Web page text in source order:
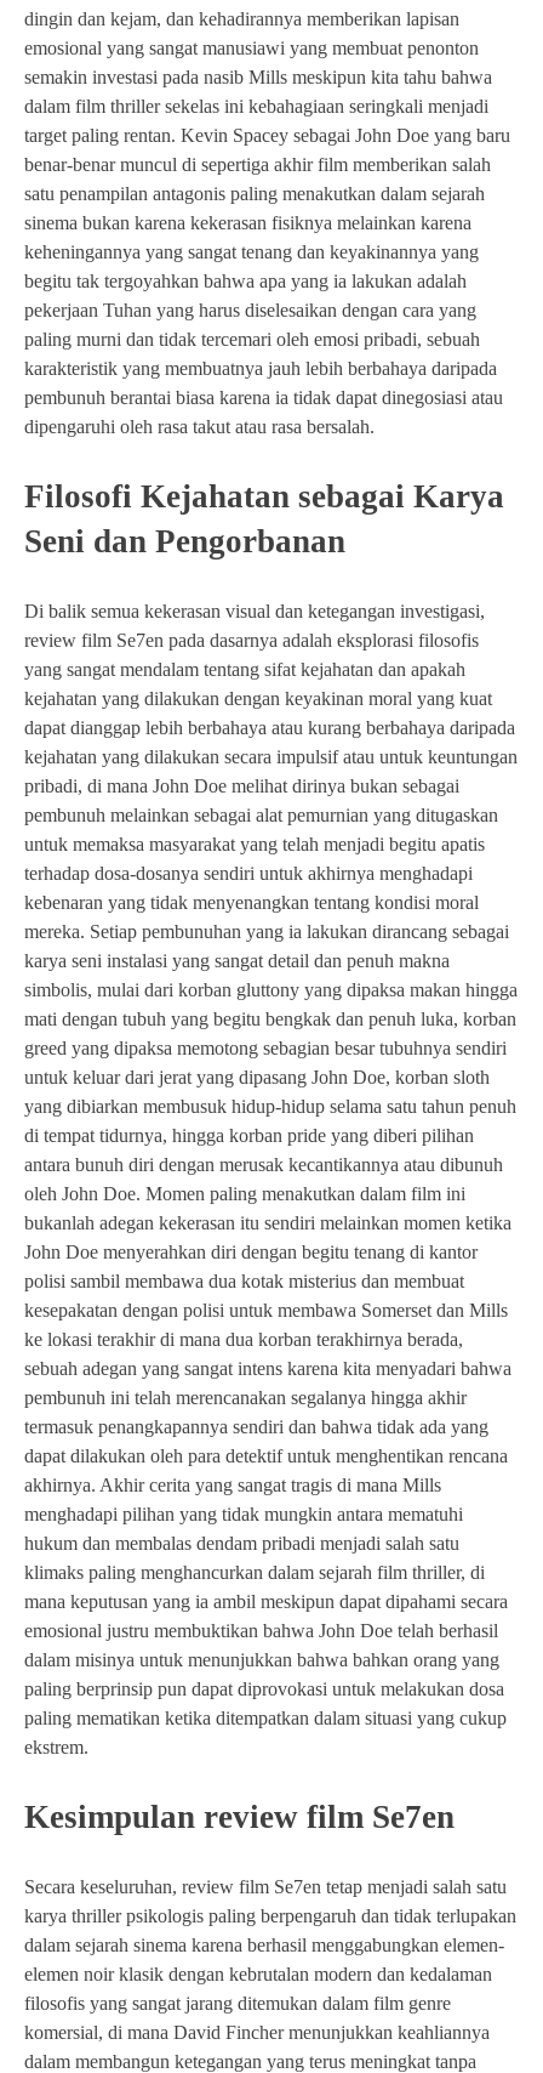
dingin dan kejam, dan kehadirannya memberikan lapisan
emosional yang sangat manusiawi yang membuat penonton
semakin investasi pada nasib Mills meskipun kita tahu bahwa
dalam film thriller sekelas ini kebahagiaan seringkali menjadi
target paling rentan. Kevin Spacey sebagai John Doe yang baru
benar-benar muncul di sepertiga akhir film memberikan salah
satu penampilan antagonis paling menakutkan dalam sejarah
sinema bukan karena kekerasan fisiknya melainkan karena
keheningannya yang sangat tenang dan keyakinannya yang
begitu tak tergoyahkan bahwa apa yang ia lakukan adalah
pekerjaan Tuhan yang harus diselesaikan dengan cara yang
paling murni dan tidak tercemari oleh emosi pribadi, sebuah
karakteristik yang membuatnya jauh lebih berbahaya daripada
pembunuh berantai biasa karena ia tidak dapat dinegosiasi atau
dipengaruhi oleh rasa takut atau rasa bersalah.
Filosofi Kejahatan sebagai Karya
Seni dan Pengorbanan
Di balik semua kekerasan visual dan ketegangan investigasi,
review film Se7en pada dasarnya adalah eksplorasi filosofis
yang sangat mendalam tentang sifat kejahatan dan apakah
kejahatan yang dilakukan dengan keyakinan moral yang kuat
dapat dianggap lebih berbahaya atau kurang berbahaya daripada
kejahatan yang dilakukan secara impulsif atau untuk keuntungan
pribadi, di mana John Doe melihat dirinya bukan sebagai
pembunuh melainkan sebagai alat pemurnian yang ditugaskan
untuk memaksa masyarakat yang telah menjadi begitu apatis
terhadap dosa-dosanya sendiri untuk akhirnya menghadapi
kebenaran yang tidak menyenangkan tentang kondisi moral
mereka. Setiap pembunuhan yang ia lakukan dirancang sebagai
karya seni instalasi yang sangat detail dan penuh makna
simbolis, mulai dari korban gluttony yang dipaksa makan hingga
mati dengan tubuh yang begitu bengkak dan penuh luka, korban
greed yang dipaksa memotong sebagian besar tubuhnya sendiri
untuk keluar dari jerat yang dipasang John Doe, korban sloth
yang dibiarkan membusuk hidup-hidup selama satu tahun penuh
di tempat tidurnya, hingga korban pride yang diberi pilihan
antara bunuh diri dengan merusak kecantikannya atau dibunuh
oleh John Doe. Momen paling menakutkan dalam film ini
bukanlah adegan kekerasan itu sendiri melainkan momen ketika
John Doe menyerahkan diri dengan begitu tenang di kantor
polisi sambil membawa dua kotak misterius dan membuat
kesepakatan dengan polisi untuk membawa Somerset dan Mills
ke lokasi terakhir di mana dua korban terakhirnya berada,
sebuah adegan yang sangat intens karena kita menyadari bahwa
pembunuh ini telah merencanakan segalanya hingga akhir
termasuk penangkapannya sendiri dan bahwa tidak ada yang
dapat dilakukan oleh para detektif untuk menghentikan rencana
akhirnya. Akhir cerita yang sangat tragis di mana Mills
menghadapi pilihan yang tidak mungkin antara mematuhi
hukum dan membalas dendam pribadi menjadi salah satu
klimaks paling menghancurkan dalam sejarah film thriller, di
mana keputusan yang ia ambil meskipun dapat dipahami secara
emosional justru membuktikan bahwa John Doe telah berhasil
dalam misinya untuk menunjukkan bahwa bahkan orang yang
paling berprinsip pun dapat diprovokasi untuk melakukan dosa
paling mematikan ketika ditempatkan dalam situasi yang cukup
ekstrem.
Kesimpulan review film Se7en
Secara keseluruhan, review film Se7en tetap menjadi salah satu
karya thriller psikologis paling berpengaruh dan tidak terlupakan
dalam sejarah sinema karena berhasil menggabungkan elemen-
elemen noir klasik dengan kebrutalan modern dan kedalaman
filosofis yang sangat jarang ditemukan dalam film genre
komersial, di mana David Fincher menunjukkan keahliannya
dalam membangun ketegangan yang terus meningkat tanpa